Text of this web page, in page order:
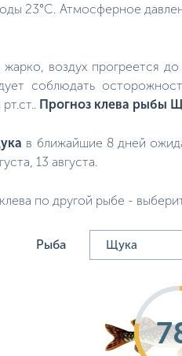
23°C. Атмосферное
жарко, воздух прогреется
соблюдать
Прогноз клева рыбы
в ближайшие 8 дней
13 августа.
по другой рыбе -
Рыба